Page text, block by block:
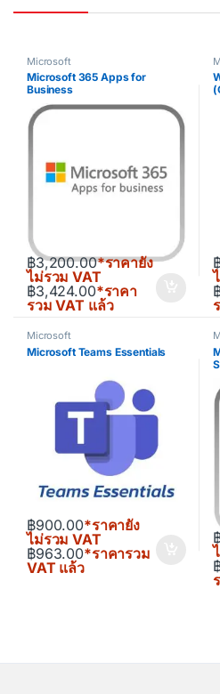
Microsoft
Microsoft 365 Apps for
Business
฿3,200.00*ราคายัง
ไม่รวม VAT
฿3,424.00*ราคา
รวม VAT แล้ว
Microsoft
Microsoft Teams Essentials
฿900.00*ราคายัง
ไม่รวม VAT
฿963.00*ราคารวม
VAT แล้ว